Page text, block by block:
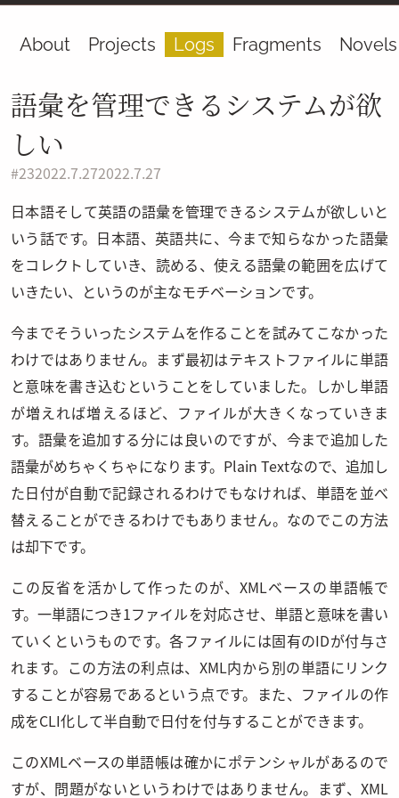
About Projects Logs Fragments Novels
語彙を管理できるシステムが欲
しい
#232022.7.272022.7.27
日本語そして英語の語彙を管理できるシステムが欲しいと
いう話です。日本語、英語共に、今まで知らなかった語彙
をコレクトしていき、読める、使える語彙の範囲を広げて
いきたい、というのが主なモチベーションです。
今までそういったシステムを作ることを試みてこなかった
わけではありません。まず最初はテキストファイルに単語
と意味を書き込むということをしていました。しかし単語
が増えれば増えるほど、ファイルが大きくなっていきま
す。語彙を追加する分には良いのですが、今まで追加した
語彙がめちゃくちゃになります。Plain Textなので、追加し
た日付が自動で記録されるわけでもなければ、単語を並べ
替えることができるわけでもありません。なのでこの方法
は却下です。
この反省を活かして作ったのが、XMLベースの単語帳で
す。一単語につき1ファイルを対応させ、単語と意味を書い
ていくというものです。各ファイルには固有のIDが付与さ
れます。この方法の利点は、XML内から別の単語にリンク
することが容易であるという点です。また、ファイルの作
成をCLI化して半自動で日付を付与することができます。
このXMLベースの単語帳は確かにポテンシャルがあるので
すが、問題がないというわけではありません。まず、XML